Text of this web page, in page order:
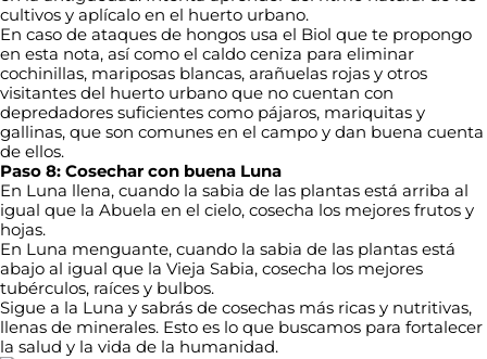
cultivos y aplícalo en el huerto urbano.
En caso de ataques de hongos usa el Biol que te propongo
en esta nota, así como el caldo ceniza para eliminar
cochinillas, mariposas blancas, arañuelas rojas y otros
visitantes del huerto urbano que no cuentan con
depredadores suficientes como pájaros, mariquitas y
gallinas, que son comunes en el campo y dan buena cuenta
de ellos.
Paso 8: Cosechar con buena Luna
En Luna llena, cuando la sabia de las plantas está arriba al
igual que la Abuela en el cielo, cosecha los mejores frutos y
hojas.
En Luna menguante, cuando la sabia de las plantas está
abajo al igual que la Vieja Sabia, cosecha los mejores
tubérculos, raíces y bulbos.
Sigue a la Luna y sabrás de cosechas más ricas y nutritivas,
llenas de minerales. Esto es lo que buscamos para fortalecer
la salud y la vida de la humanidad.